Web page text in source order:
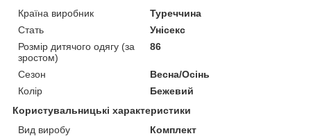
Країна виробник
Туреччина
Стать
Унісекс
Розмір дитячого одягу (за
зростом)
86
Сезон
Весна/Осінь
Колір
Бежевий
Користувальницькі характеристики
Вид виробу
Комплект